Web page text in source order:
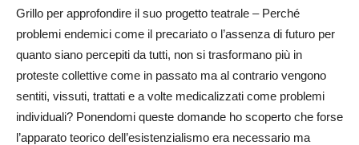
Grillo per approfondire il suo progetto teatrale – Perché
problemi endemici come il precariato o l’assenza di futuro per
quanto siano percepiti da tutti, non si trasformano più in
proteste collettive come in passato ma al contrario vengono
sentiti, vissuti, trattati e a volte medicalizzati come problemi
individuali? Ponendomi queste domande ho scoperto che forse
l’apparato teorico dell’esistenzialismo era necessario ma